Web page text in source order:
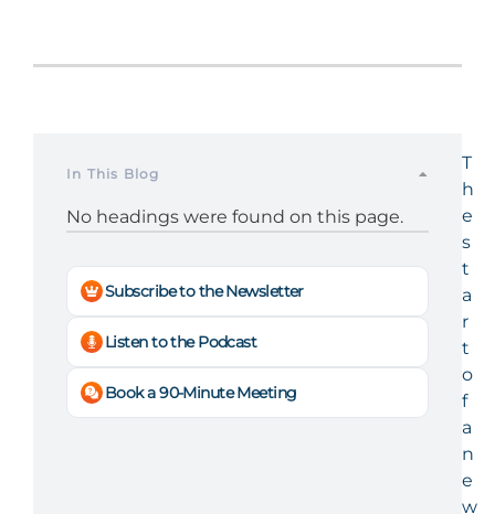
In This Blog
No headings were found on this page.
Subscribe to the Newsletter
Listen to the Podcast
Book a 90-Minute Meeting
T
h
e
s
t
a
r
t
o
f
a
n
e
w